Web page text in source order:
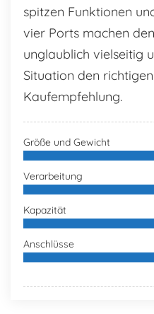
spitzen Funktionen
vier Ports machen
unglaublich vielseitig
Situation den
Kaufempfehlung.
Größe und Gewicht
Verarbeitung
Kapazität
Anschlüsse